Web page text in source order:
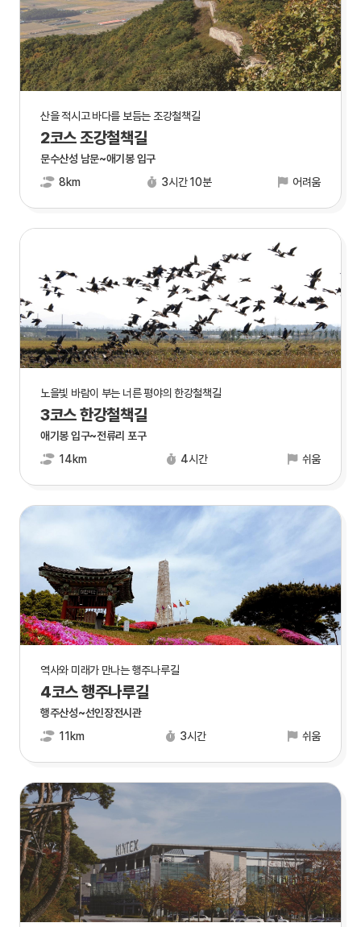
산을 적시고 바다를 보듬는 조강철책길
2코스 조강철책길
문수산성 남문~애기봉 입구
8km
3시간 10분 어려움
노을빛 바람이 부는 너른 평야의 한강철책길
3코스 한강철책길
애기봉 입구~전류리 포구
14km
4시간 쉬움
역사와 미래가 만나는 행주나루길
4코스 행주나루길
행주산성~선인장전시관
11km
3시간 쉬움